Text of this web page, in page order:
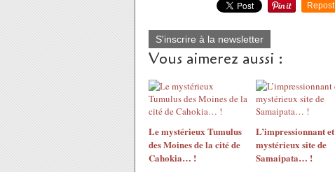
Repost
S'inscrire à la newsletter
Vous aimerez aussi :
Le mystérieux Tumulus
des Moines de la cité de
Cahokia… !
L’impressionnant et
mystérieux site de
Samaipata… !